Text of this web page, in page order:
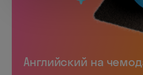
Английский на